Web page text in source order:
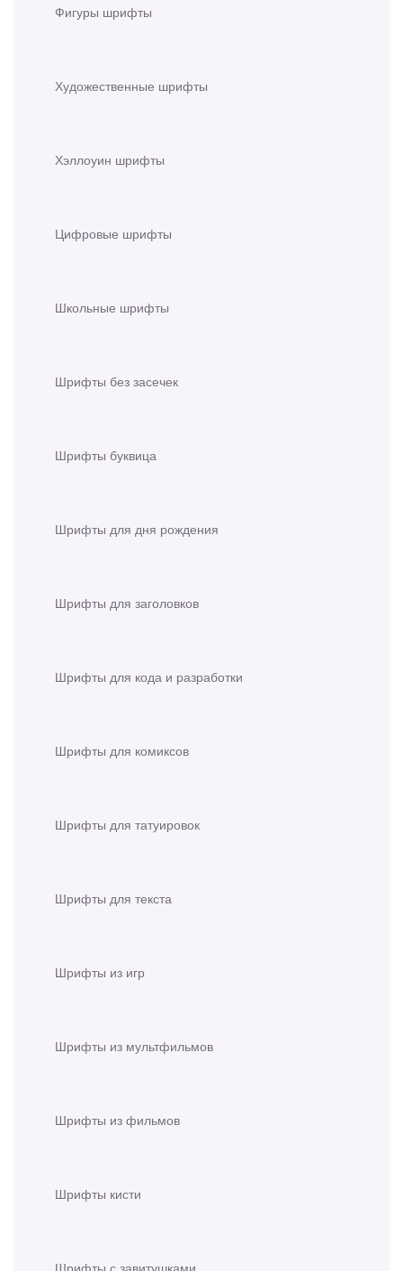
Фигуры шрифты
Художественные шрифты
Хэллоуин шрифты
Цифровые шрифты
Школьные шрифты
Шрифты без засечек
Шрифты буквица
Шрифты для дня рождения
Шрифты для заголовков
Шрифты для кода и разработки
Шрифты для комиксов
Шрифты для татуировок
Шрифты для текста
Шрифты из игр
Шрифты из мультфильмов
Шрифты из фильмов
Шрифты кисти
Шрифты с завитушками